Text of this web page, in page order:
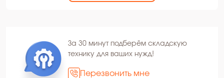
За 30 минут подберём складскую
технику для ваших нужд!
Перезвонить мне